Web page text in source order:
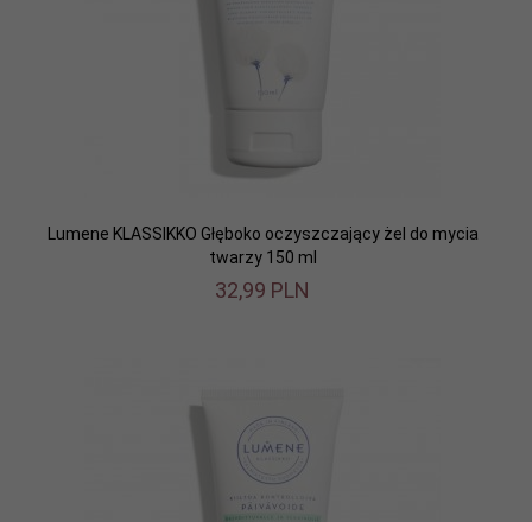
Lumene KLASSIKKO Głęboko oczyszczający żel do mycia
twarzy 150 ml
32,99 PLN